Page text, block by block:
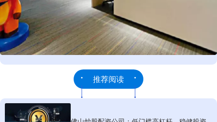
推荐阅读